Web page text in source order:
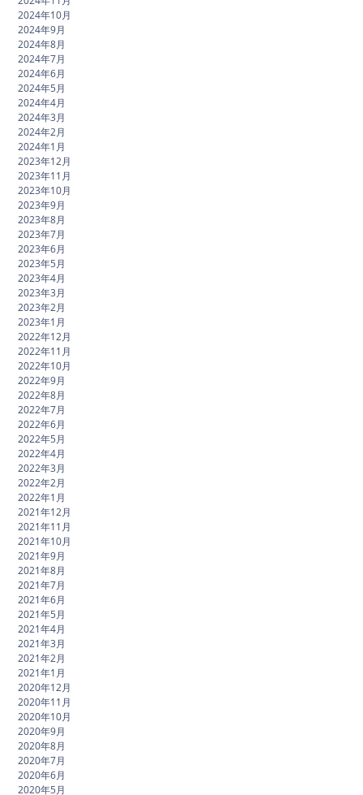
2024年10月
2024年9月
2024年8月
2024年7月
2024年6月
2024年5月
2024年4月
2024年3月
2024年2月
2024年1月
2023年12月
2023年11月
2023年10月
2023年9月
2023年8月
2023年7月
2023年6月
2023年5月
2023年4月
2023年3月
2023年2月
2023年1月
2022年12月
2022年11月
2022年10月
2022年9月
2022年8月
2022年7月
2022年6月
2022年5月
2022年4月
2022年3月
2022年2月
2022年1月
2021年12月
2021年11月
2021年10月
2021年9月
2021年8月
2021年7月
2021年6月
2021年5月
2021年4月
2021年3月
2021年2月
2021年1月
2020年12月
2020年11月
2020年10月
2020年9月
2020年8月
2020年7月
2020年6月
2020年5月